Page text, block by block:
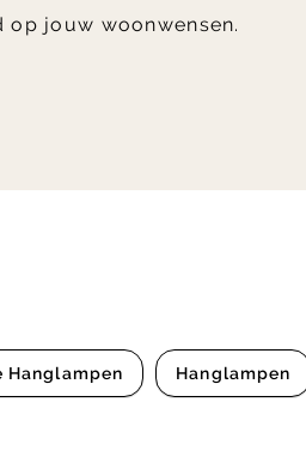
jouw woonwensen.
Hanglampen Hanglampen